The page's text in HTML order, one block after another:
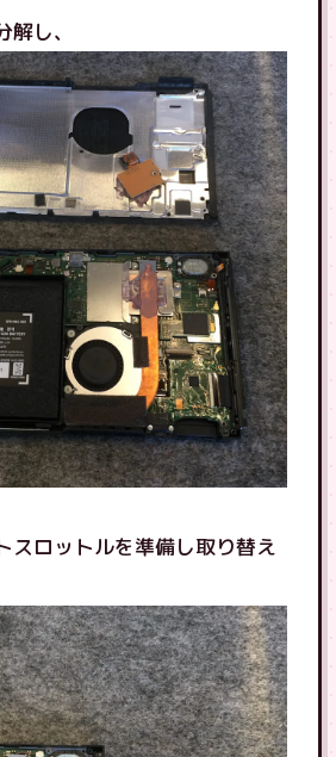
し、
スロットルを準備し取り替え